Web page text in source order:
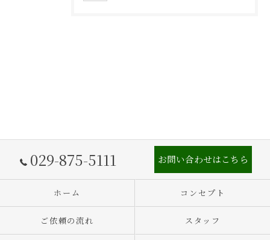
029-875-5111 お問い合わせはこちら
ホーム コンセプト
ご依頼の流れ スタッフ